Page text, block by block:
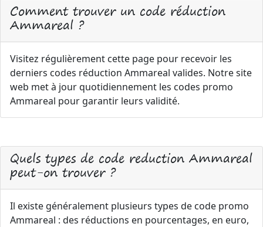
Comment trouver un code réduction
Ammareal ?
Visitez régulièrement cette page pour recevoir les
derniers codes réduction Ammareal valides. Notre site
web met à jour quotidiennement les codes promo
Ammareal pour garantir leurs validité.
Quels types de code reduction Ammareal
peut-on trouver ?
Il existe généralement plusieurs types de code promo
Ammareal : des réductions en pourcentages, en euro,